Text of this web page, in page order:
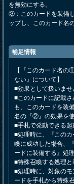
を無効にする。
③：このカードを装備
ップし、このカード名
補足情報
【『このカード名
ない』について】
■効果として扱いませ
■このカードに記載
も、このカードを装
名の『②』の効果を
■手札で発動できる起
■処理時に、『この
喚に成功した場合、
ードに装備する』処
■特殊召喚する処理と
■処理時に、対象の
ードを手札から特殊